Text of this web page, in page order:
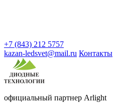
+7 (843) 212 5757
kazan-ledsvet@mail.ru Контакты
официальный партнер Arlight